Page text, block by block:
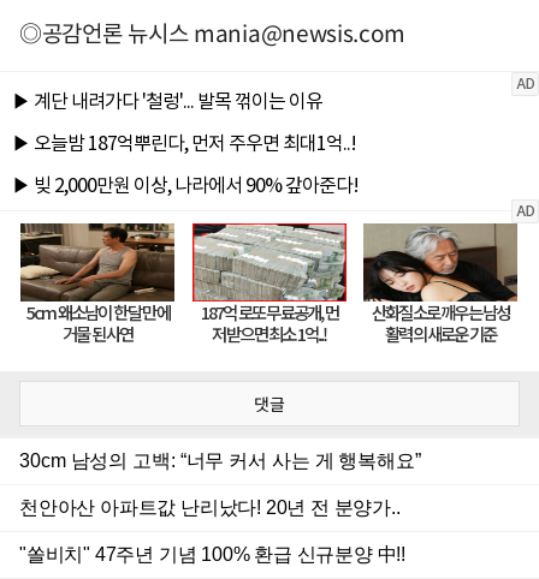
◎공감언론 뉴시스mania@newsis.com
댓글